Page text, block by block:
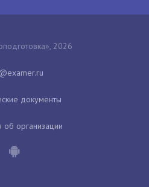
2026
документы
об организации